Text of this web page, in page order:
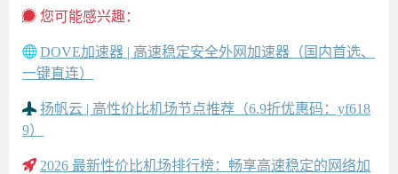
您可能感兴趣：
DOVE加速器 | 高速稳定安全外网加速器（国内首选、
一键直连）
扬帆云 | 高性价比机场节点推荐（6.9折优惠码：yf618
9）
2026 最新性价比机场排行榜：畅享高速稳定的网络加